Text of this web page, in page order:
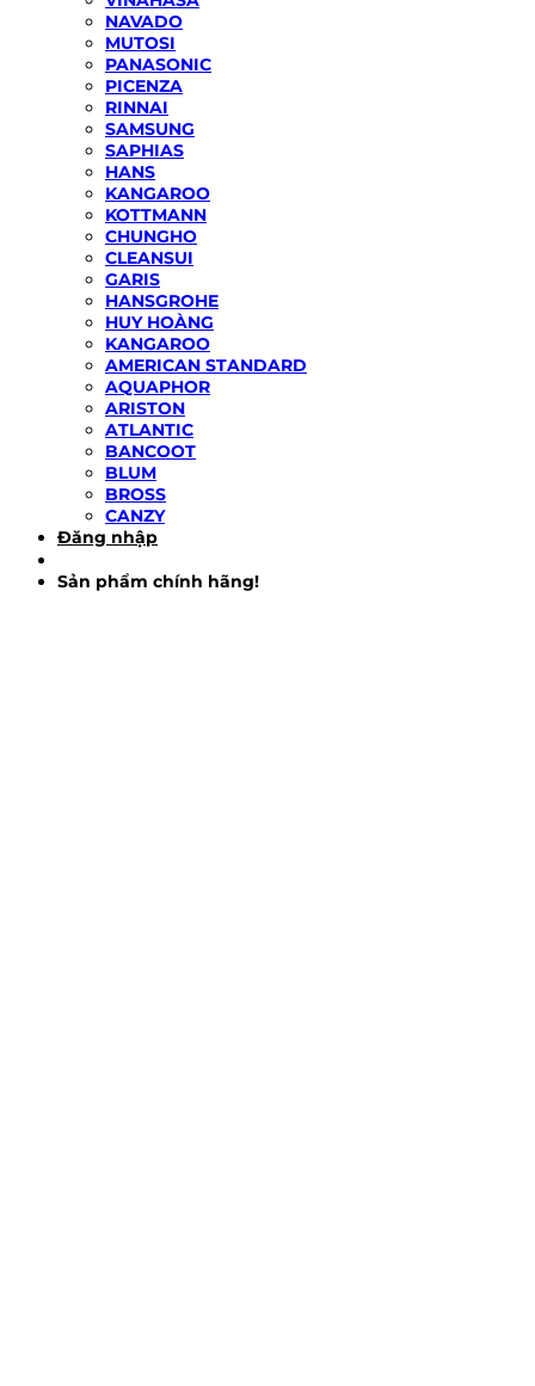
NAVADO
MUTOSI
PANASONIC
PICENZA
RINNAI
SAMSUNG
SAPHIAS
HANS
KANGAROO
KOTTMANN
CHUNGHO
CLEANSUI
GARIS
HANSGROHE
HUY HOÀNG
KANGAROO
AMERICAN STANDARD
AQUAPHOR
ARISTON
ATLANTIC
BANCOOT
BLUM
BROSS
CANZY
Đăng nhập
Sản phẩm chính hãng!